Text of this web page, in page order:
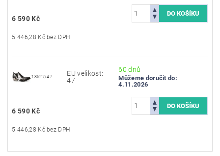
6 590 Kč
5 446,28 Kč bez DPH
18527/47
EU velikost:
47
60 dnů
Můžeme doručit do:
4.11.2026
6 590 Kč
5 446,28 Kč bez DPH